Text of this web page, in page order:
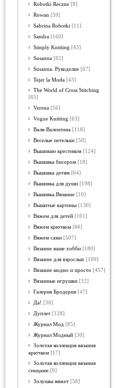
Robotki Reczne [8]
Rowan [59]
Sabrina Robotki [11]
Sandra [160]
Simply Knitting [43]
Susanna [82]
Susanna. Рукоделие [67]
Tejer la Moda [43]
The World of Cross Stitching
[65]
Verena [56]
Vogue Knitting [63]
Валя-Валентина [118]
Веселые петельки [50]
Вышиваю крестиком [124]
Вышивка бисером [18]
Вышивка детям [64]
Вышивка для души [198]
Вышивка.Вязание [10]
Вышитые картины [130]
Вяжем для детей [101]
Вяжем крючком [66]
Вяжем сами [507]
Вязание ваше хобби [180]
Вязание для взрослых [199]
Вязание модно и просто [457]
Вязанные игрушки [12]
Галерия Бродерия [47]
Да! [30]
Дуплет [128]
Журнал Мод [85]
Журнал Модный [30]
Золотая коллекция вязания
крючком [17]
Золотая коллекция вязания
спицами [9]
Золушка вяжет [58]